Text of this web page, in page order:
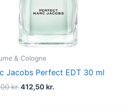
& Cologne
Jacobs Perfect EDT 30 ml
kr.412,50kr.